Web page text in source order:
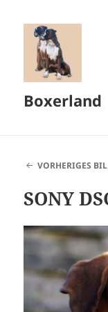
Boxerland
VORHERIGES
SONY